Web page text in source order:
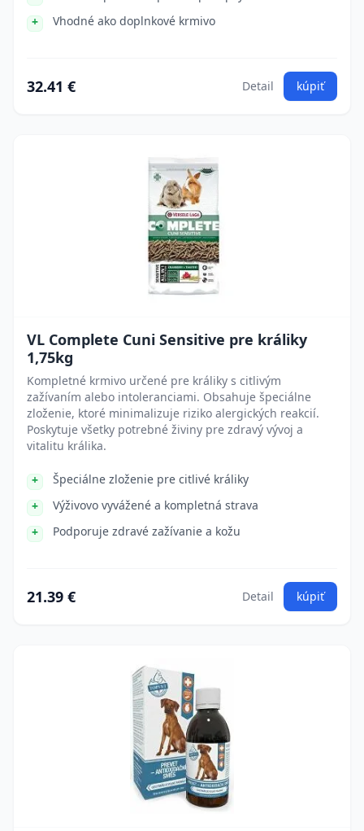
Vhodné ako doplnkové krmivo
32.41 € Detail kúpiť
VL Complete Cuni Sensitive pre králiky
1,75kg
Kompletné krmivo určené pre králiky s citlivým
zažívaním alebo intoleranciami. Obsahuje špeciálne
zloženie, ktoré minimalizuje riziko alergických reakcií.
Poskytuje všetky potrebné živiny pre zdravý vývoj a
vitalitu králika.
Špeciálne zloženie pre citlivé králiky
Výživovo vyvážené a kompletná strava
Podporuje zdravé zažívanie a kožu
21.39 € Detail kúpiť